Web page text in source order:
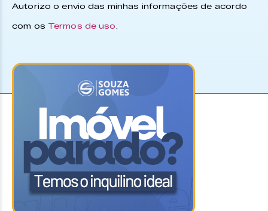
Autorizo o envio das minhas informações de acordo
com os Termos de uso